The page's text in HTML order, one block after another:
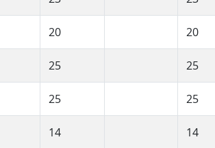
20 20
25 25
25 25
14 14